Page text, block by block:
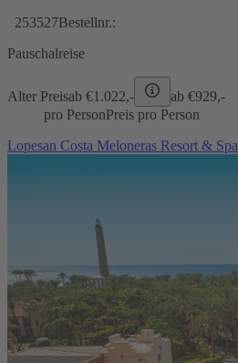
253527Bestellnr.:
Pauschalreise
Alter Preisab €1.022,- ab €929,-
pro PersonPreis pro Person
Lopesan Costa Meloneras Resort & Spa